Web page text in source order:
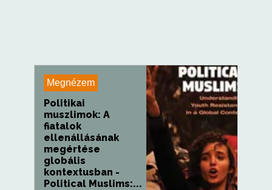
Megnézem
Politikai
muszlimok: A
fiatalok
ellenállásának
megértése
globális
kontextusban -
Political Muslims:...